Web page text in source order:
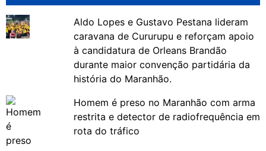
Aldo Lopes e Gustavo Pestana lideram
caravana de Cururupu e reforçam apoio
à candidatura de Orleans Brandão
durante maior convenção partidária da
história do Maranhão.
Homem é preso no Maranhão com arma
restrita e detector de radiofrequência em
rota do tráfico